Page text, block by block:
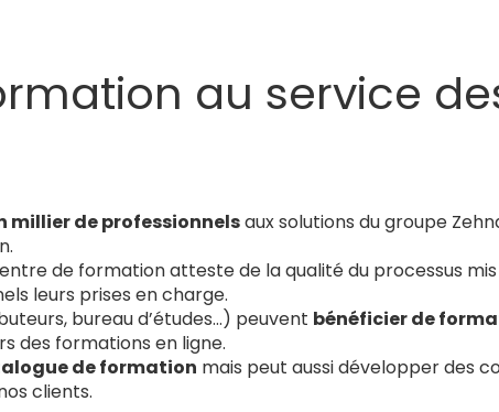
au service
millier de professionnelsaux solutions du groupe
de formation atteste de la qualité du processus
leurs prises en charge.
bureau d’études…) peuvent bénéficier de
des formations en ligne.
de formation mais peut aussi développer des
clients.